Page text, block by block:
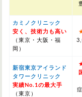
カミノクリニック
安く、技術力も高い
（東京・大阪・福
岡）
新宿東京アイランド
タワークリニック
実績No.1の最大手
（東京）